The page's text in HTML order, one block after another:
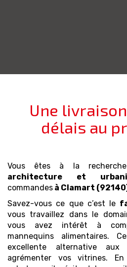
Une
délais au
Vous êtes à la
architecture et
commandes à Clamart
Savez-vous ce que c’est le
vous travaillez dans le
vous avez intérêt à
mannequins alimentaires.
excellente alternative
agrémenter vos vitrines.